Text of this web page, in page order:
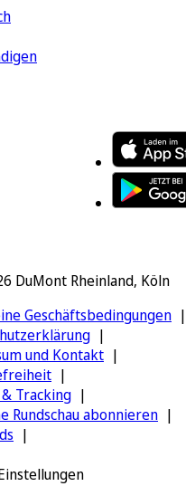
DuMont Rheinland, Köln
Geschäftsbedingungen
und Kontakt
Tracking
Rundschau abonnieren